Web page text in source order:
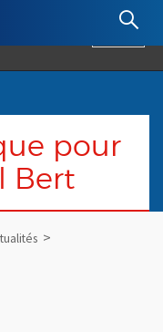
: Retour à l'accueil
pour
Bert